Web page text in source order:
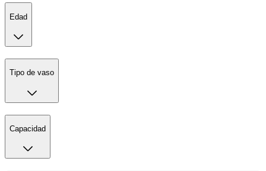
Edad
Tipo de vaso
Capacidad